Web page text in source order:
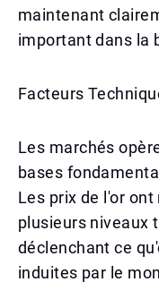
maintenant
important dans la
Facteurs
Les marchés
bases
Les prix de l'or
plusieurs niveaux
déclenchant ce
induites par le